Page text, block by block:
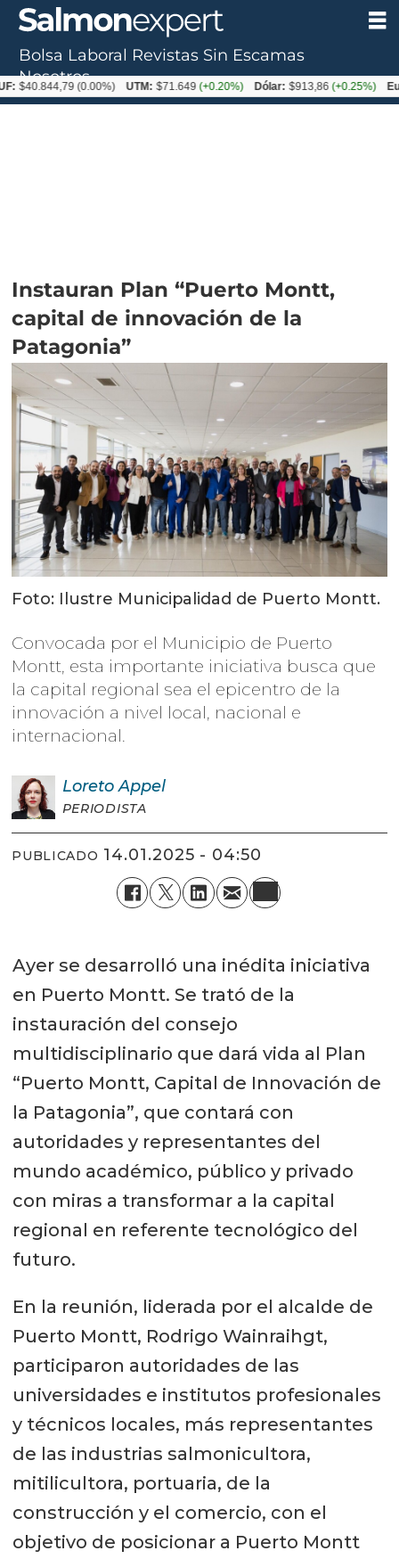
Instauran Plan “Puerto Montt,
capital de innovación de la
Patagonia”
Foto: Ilustre Municipalidad de Puerto Montt.
Convocada por el Municipio de Puerto
Montt, esta importante iniciativa busca que
la capital regional sea el epicentro de la
innovación a nivel local, nacional e
internacional.
Loreto Appel
PERIODISTA
PUBLICADO 14.01.2025 - 04:50
Ayer se desarrolló una inédita iniciativa
en Puerto Montt. Se trató de la
instauración del consejo
multidisciplinario que dará vida al Plan
“Puerto Montt, Capital de Innovación de
la Patagonia”, que contará con
autoridades y representantes del
mundo académico, público y privado
con miras a transformar a la capital
regional en referente tecnológico del
futuro.
En la reunión, liderada por el alcalde de
Puerto Montt, Rodrigo Wainraihgt,
participaron autoridades de las
universidades e institutos profesionales
y técnicos locales, más representantes
de las industrias salmonicultora,
mitilicultora, portuaria, de la
construcción y el comercio, con el
objetivo de posicionar a Puerto Montt
Bolsa Laboral Revistas Sin Escamas
Nosotros
(0.00%) UTM: $71.649(+0.20%) Dólar: $913,86(+0.25%) Euro: